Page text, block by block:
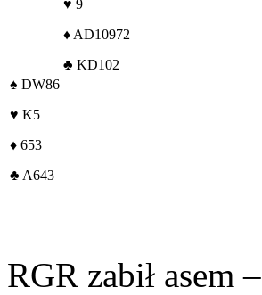
♥ 9
♦ AD10972
♣ KD102
♠ DW86
♥ K5
♦ 653
♣ A643
RGR zabił asem